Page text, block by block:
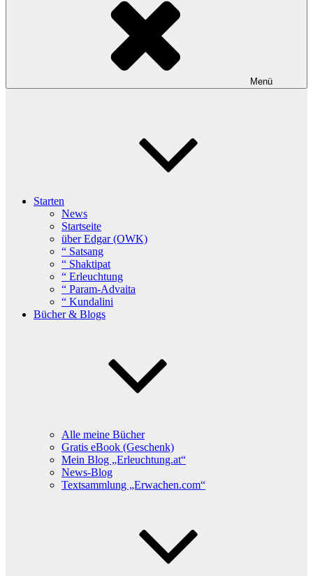
Menü
Starten
News
Startseite
über Edgar (OWK)
“ Satsang
“ Shaktipat
“ Erleuchtung
“ Param-Advaita
“ Kundalini
Bücher & Blogs
Alle meine Bücher
Gratis eBook (Geschenk)
Mein Blog „Erleuchtung.at“
News-Blog
Textsammlung „Erwachen.com“